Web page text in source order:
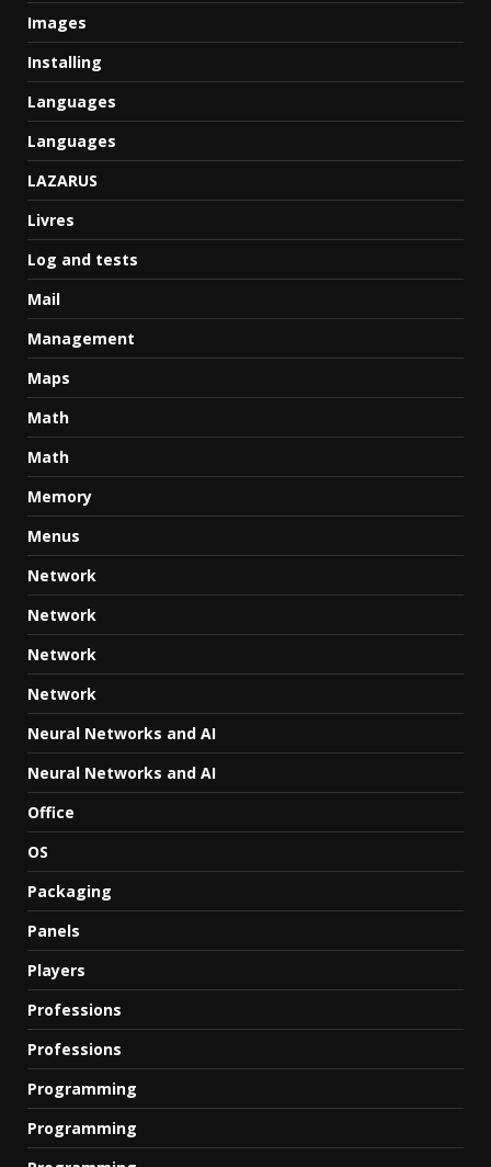
Images
Installing
Languages
Languages
LAZARUS
Livres
Log and tests
Mail
Management
Maps
Math
Math
Memory
Menus
Network
Network
Network
Network
Neural Networks and AI
Neural Networks and AI
Office
OS
Packaging
Panels
Players
Professions
Professions
Programming
Programming